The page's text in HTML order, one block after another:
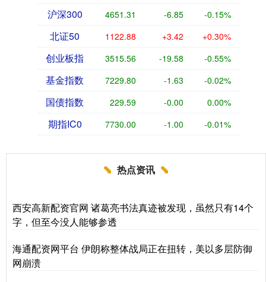
沪深300 4651.31 -6.85 -0.15%
北证50 1122.88 +3.42 +0.30%
创业板指 3515.56 -19.58 -0.55%
基金指数 7229.80 -1.63 -0.02%
国债指数 229.59 -0.00 0.00%
期指IC0 7730.00 -1.00 -0.01%
热点资讯
西安高新配资官网 诸葛亮书法真迹被发现，虽然只有14个
字，但至今没人能够参透
海通配资网平台 伊朗称整体战局正在扭转，美以多层防御
网崩溃